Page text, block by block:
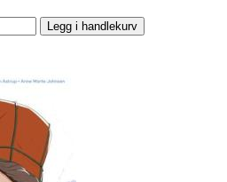
Legg i handlekurv